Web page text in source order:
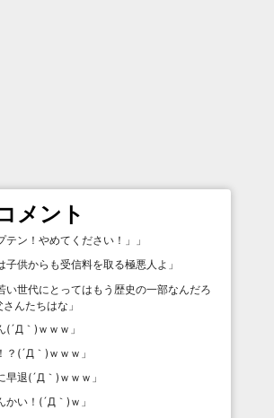
メント
テン！やめてください！」
」
子供からも受信料を取る極悪人よ 」
い世代にとってはもう歴史の一部なんだろ
さんたちはな 」
(´Д｀)ｗｗｗ 」
？(´Д｀)ｗｗｗ 」
早退(´Д｀)ｗｗｗ 」
かい！(´Д｀)ｗ 」